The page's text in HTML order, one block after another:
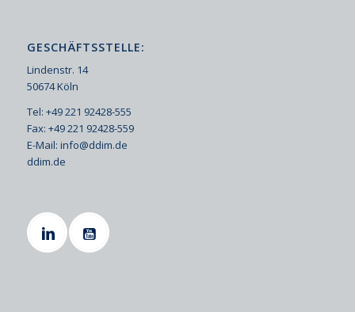
GESCHÄFTSSTELLE:
Lindenstr. 14
50674 Köln
Tel: +49 221 92428-555
Fax: +49 221 92428-559
E-Mail: info@ddim.de
ddim.de